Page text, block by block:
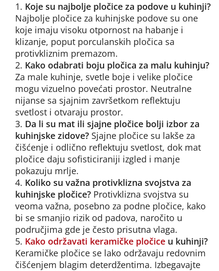
Koje su najbolje pločice za podove u kuhinji?
Najbolje pločice za kuhinjske podove su one
koje imaju visoku otpornost na habanje i
klizanje, poput porculanskih pločica sa
protivkliznim premazom.
Kako odabrati boju pločica za malu kuhinju?
Za male kuhinje, svetle boje i velike pločice
mogu vizuelno povećati prostor. Neutralne
nijanse sa sjajnim završetkom reflektuju
svetlost i otvaraju prostor.
Da li su mat ili sjajne pločice bolji izbor za
kuhinjske zidove? Sjajne pločice su lakše za
čišćenje i odlično reflektuju svetlost, dok mat
pločice daju sofisticiraniji izgled i manje
pokazuju mrlje.
Koliko su važna protivklizna svojstva za
kuhinjske pločice? Protivklizna svojstva su
veoma važna, posebno za podne pločice, kako
bi se smanjio rizik od padova, naročito u
područjima gde je često prisutna vlaga.
Kako održavati keramičke pločice u kuhinji?
Keramičke pločice se lako održavaju redovnim
čišćenjem blagim deterdžentima. Izbegavajte